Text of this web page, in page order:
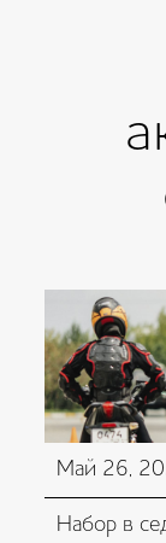
Май 26,
Набор в